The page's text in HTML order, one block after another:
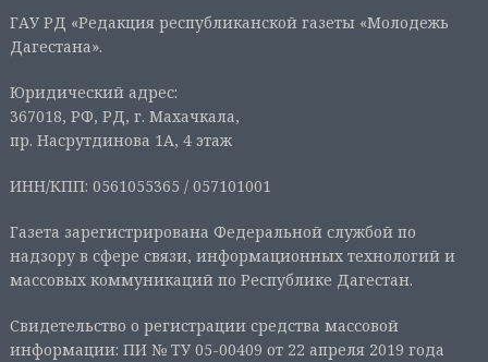
ГАУ РД «Редакция республиканской газеты «Молодежь
Дагестана».
Юридический адрес:
367018, РФ, РД, г. Махачкала,
пр. Насрутдинова 1А, 4 этаж
ИНН/КПП: 0561055365 / 057101001
Газета зарегистрирована Федеральной службой по
надзору в сфере связи, информационных технологий и
массовых коммуникаций по Республике Дагестан.
Свидетельство о регистрации средства массовой
информации: ПИ № ТУ 05-00409 от 22 апреля 2019 года